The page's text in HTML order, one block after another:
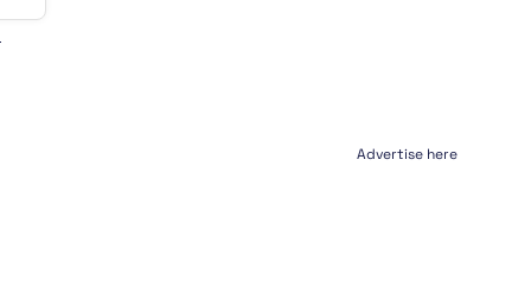
Advertise here